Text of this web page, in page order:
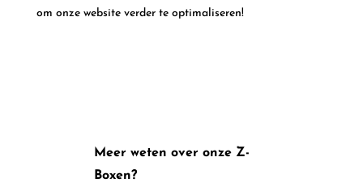
om onze website verder te optimaliseren!
Meer weten over onze Z-
Boxen?